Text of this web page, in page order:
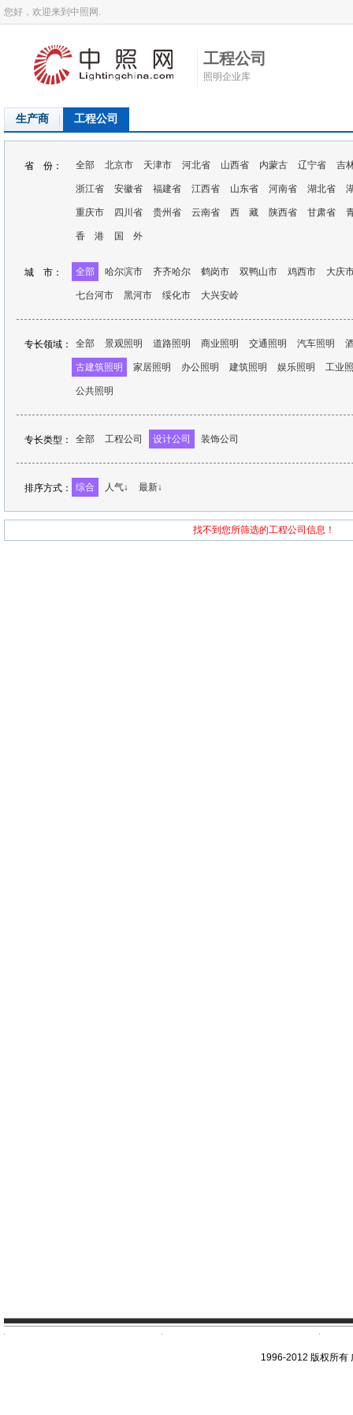
您好，欢迎来到中照网.
工程公司
照明企业库
生产商 工程公司
省 份： 全部 北京市 天津市 河北省 山西省 内蒙古 辽宁省 吉
浙江省 安徽省 福建省 江西省 山东省 河南省 湖北省
重庆市 四川省 贵州省 云南省 西 藏 陕西省 甘肃省
香 港 国 外
城 市： 全部 哈尔滨市 齐齐哈尔 鹤岗市 双鸭山市 鸡西市 大庆
七台河市 黑河市 绥化市 大兴安岭
专长领域： 全部 景观照明 道路照明 商业照明 交通照明 汽车照明
古建筑照明 家居照明 办公照明 建筑照明 娱乐照明 工业
公共照明
专长类型： 全部 工程公司 设计公司 装饰公司
排序方式： 综合 人气↓ 最新↓
找不到您所筛选的工程公司信息！
1996-2012 版权所